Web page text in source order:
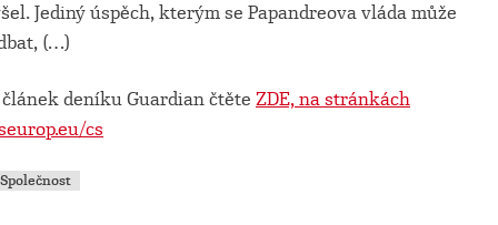
Jediný úspěch, kterým se Papandreova vláda může
(…)
deníku Guardian čtěte ZDE, na stránkách
cs
Společnost